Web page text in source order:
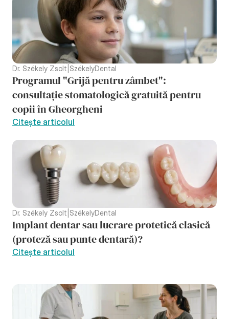
Dr. Székely Zsolt SzékelyDental
Programul "Grijă pentru zâmbet":
consultație stomatologică gratuită pentru
copii în Gheorgheni
Citește articolul
Dr. Székely Zsolt SzékelyDental
Implant dentar sau lucrare protetică clasică
(proteză sau punte dentară)?
Citește articolul